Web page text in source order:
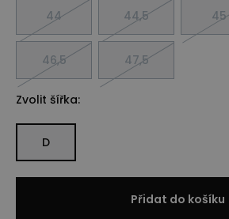
44 44,5 45
46,5 47,5
Zvolit šířka:
D
Přidat do košíku